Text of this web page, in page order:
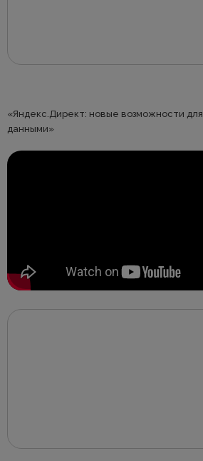
«Яндекс.Директ: новые возможности
данными»